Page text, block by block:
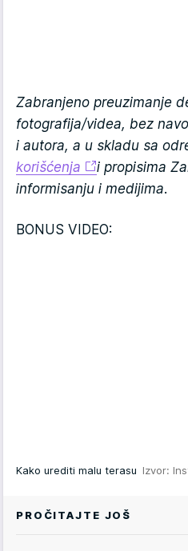
Zabranjeno preuzimanje
fotografija/videa, bez
i autora, a u skladu sa
korišćenja
i propisima
informisanju i medijima.
BONUS VIDEO:
Kako urediti malu terasu Izvor:
PROČITAJTE JOŠ